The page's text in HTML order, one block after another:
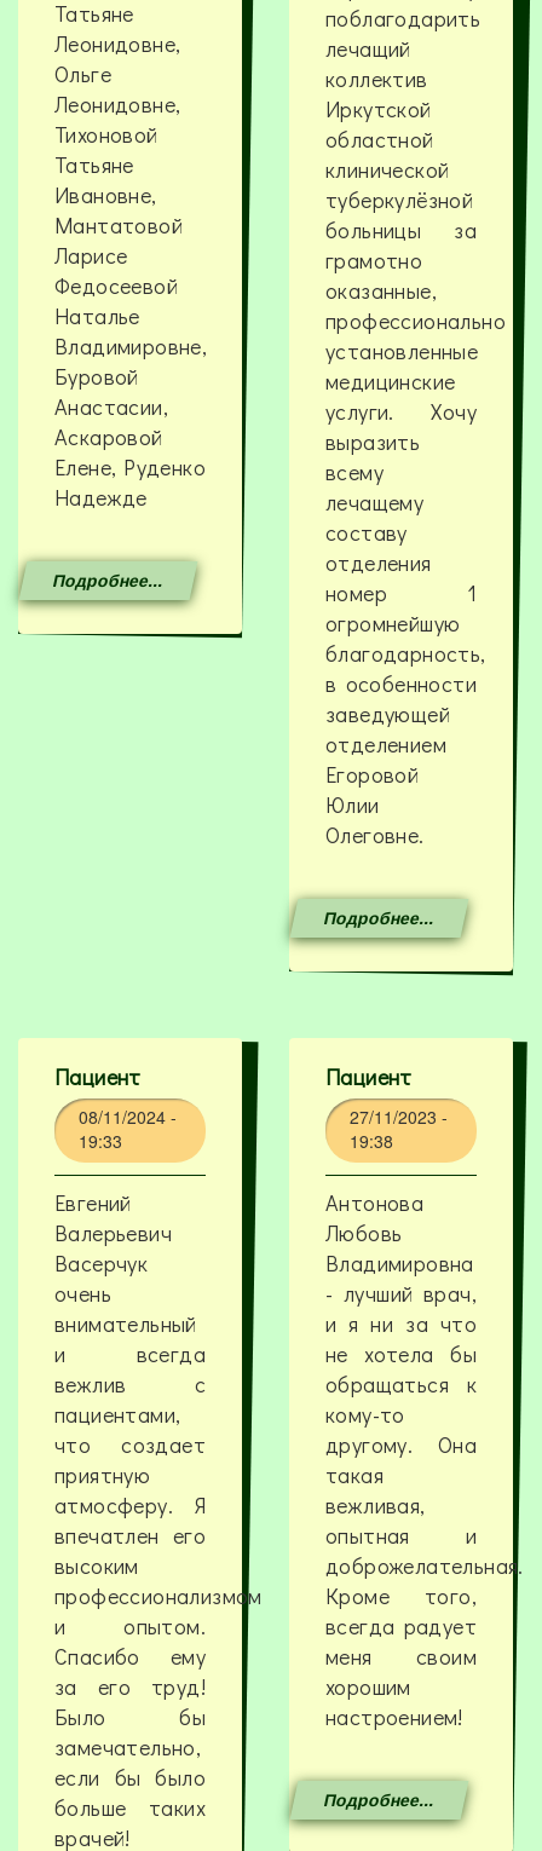
Татьяне
Леонидовне,
Ольге
Леонидовне,
Тихоновой
Татьяне
Ивановне,
Мантатовой
Ларисе
Федосеевой
Наталье
Владимировне,
Буровой
Анастасии,
Аскаровой
Елене, Руденко
Надежде
Подробнее...
поблагодарить
лечащий
коллектив
Иркутской
областной
клинической
туберкулёзной
больницы за
грамотно
оказанные,
профессионально
установленные
медицинские
услуги. Хочу
выразить
всему
лечащему
составу
отделения
номер 1
огромнейшую
благодарность,
в особенности
заведующей
отделением
Егоровой
Юлии
Олеговне.
Подробнее...
Пациент
08/11/2024 -
19:33
Евгений
Валерьевич
Васерчук
очень
внимательный
и всегда
вежлив с
пациентами,
что создает
приятную
атмосферу. Я
впечатлен его
высоким
профессионализмом
и опытом.
Спасибо ему
за его труд!
Было бы
замечательно,
если бы было
больше таких
врачей!
Пациент
27/11/2023 -
19:38
Антонова
Любовь
Владимировна
- лучший врач,
и я ни за что
не хотела бы
обращаться к
кому-то
другому. Она
такая
вежливая,
опытная и
доброжелательная.
Кроме того,
всегда радует
меня своим
хорошим
настроением!
Подробнее...